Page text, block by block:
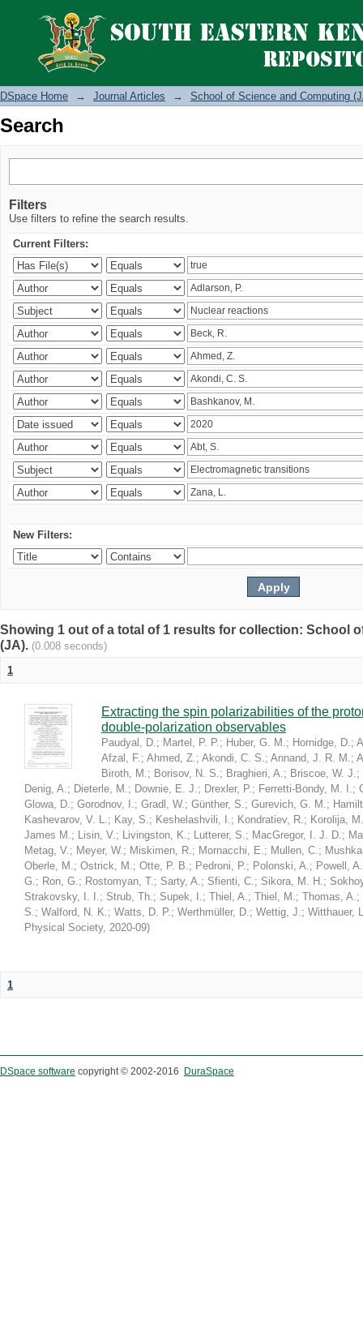
Search
DSpace Home → Journal Articles → School of Science and Computing
Search
Filters
Use filters to refine the search results.
Current Filters:
New Filters:
Showing 1 out of a total of 1 results for collection: School
(JA). (0.008 seconds)
1
Extracting the spin polarizabilities of the
double-polarization observables
Paudyal, D.; Martel, P. P.; Huber, G. M.; Hornidge, D.;
Afzal, F.; Ahmed, Z.; Akondi, C. S.; Annand, J. R. M.;
Biroth, M.; Borisov, N. S.; Braghieri, A.; Briscoe, W. J.;
Denig, A.; Dieterle, M.; Downie, E. J.; Drexler, P.; Ferretti-Bondy, M. I.;
Glowa, D.; Gorodnov, I.; Gradl, W.; Günther, S.; Gurevich, G. M.;
Kashevarov, V. L.; Kay, S.; Keshelashvili, I.; Kondratiev, R.; Korolija, M.
James M.; Lisin, V.; Livingston, K.; Lutterer, S.; MacGregor, I. J. D.;
Metag, V.; Meyer, W.; Miskimen, R.; Mornacchi, E.; Mullen, C.;
Oberle, M.; Ostrick, M.; Otte, P. B.; Pedroni, P.; Polonski, A.; Powell, A.
G.; Ron, G.; Rostomyan, T.; Sarty, A.; Sfienti, C.; Sikora, M. H.;
Strakovsky, I. I.; Strub, Th.; Supek, I.; Thiel, A.; Thiel, M.; Thomas, A.;
S.; Walford, N. K.; Watts, D. P.; Werthmüller, D.; Wettig, J.; Witthauer,
Physical Society, 2020-09)
1
DSpace software copyright © 2002-2016 DuraSpace